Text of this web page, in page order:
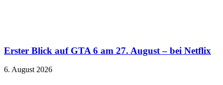
Erster Blick auf GTA 6 am 27. August – bei Netflix
6. August 2026